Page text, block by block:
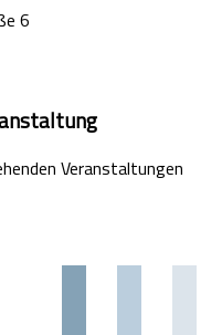
6
Veranstaltungen